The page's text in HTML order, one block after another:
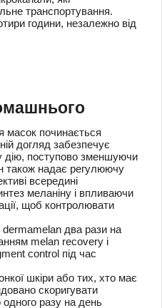
транспортування.
години, незалежно від
масок починається
догляд забезпечує
дію, поступово зменшуючи
також надає регулюючу
всередині
меланіну і впливаючи
щоб контролювати
dermamelan два рази на
melan recovery і
control під час
шкіри або тих, хто має
скоригувати
разу на день